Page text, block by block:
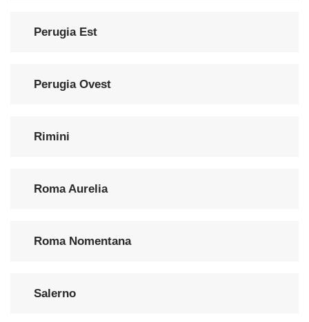
Perugia Est
Perugia Ovest
Rimini
Roma Aurelia
Roma Nomentana
Salerno